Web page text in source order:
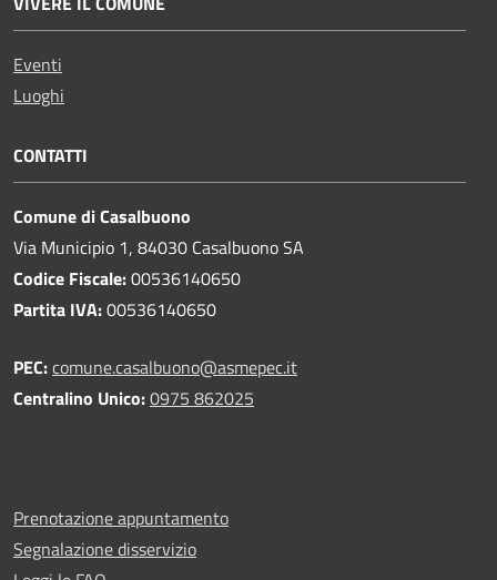
Eventi
Luoghi
CONTATTI
Comune di Casalbuono
Via Municipio 1, 84030 Casalbuono SA
Codice Fiscale:00536140650
Partita IVA:00536140650
PEC:comune.casalbuono@asmepec.it
Centralino Unico:0975 862025
Prenotazione appuntamento
Segnalazione disservizio